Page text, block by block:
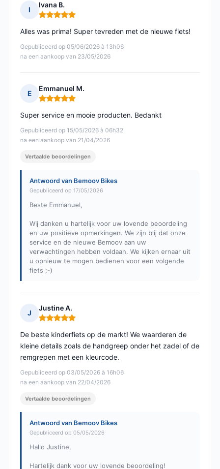
I
Ivana B.
Opmerking: 5 van 5
Gepubliceerd op 05/06/2026 à 13h06
na een aankoop van 23/05/2026
Alles was prima! Super tevreden met de nieuwe fiets!
E
Emmanuel M.
Opmerking: 5 van 5
Gepubliceerd op 15/05/2026 à 06h32
na een aankoop van 21/04/2026
Super service en mooie producten. Bedankt
Vertaalde beoordelingen
Antwoord van Bemoov Bikes
Gepubliceerd op 17/05/2026
Beste Emmanuel,
Wij danken u hartelijk voor uw lovende beoordeling
en uw positieve opmerkingen. We zijn blij dat onze
service en de nieuwe Bemoov aan uw
verwachtingen hebben voldaan. We kijken ernaar uit
u opnieuw te mogen bedienen voor een volgende
fiets ;-)
J
Justine A.
Opmerking: 5 van 5
Gepubliceerd op 03/05/2026 à 16h06
na een aankoop van 22/04/2026
De beste kinderfiets op de markt! We waarderen de
kleine details zoals de handgreep onder het zadel of de
remgrepen met een kleurcode.
Vertaalde beoordelingen
Antwoord van Bemoov Bikes
Gepubliceerd op 05/05/2026
Hallo Justine,
Hartelijk dank voor uw lovende beoordeling!